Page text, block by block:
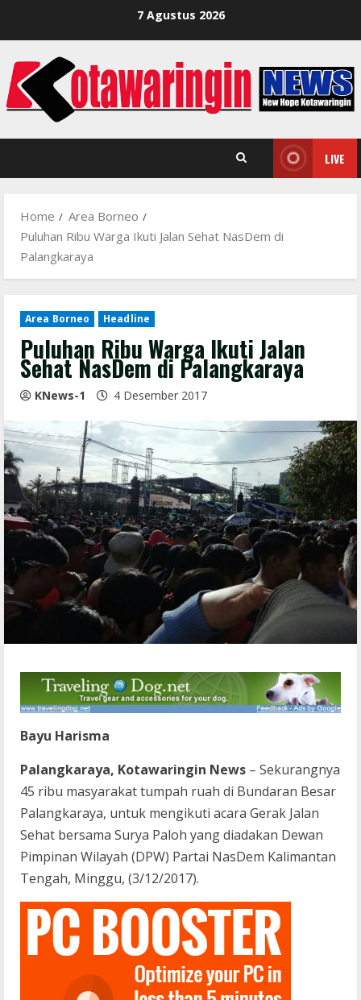
7 Agustus 2026
LIVE
Home
Area Borneo
Puluhan Ribu Warga Ikuti Jalan Sehat NasDem di
Palangkaraya
Area Borneo Headline
Puluhan Ribu Warga Ikuti Jalan
Sehat NasDem di Palangkaraya
KNews-1 4 Desember 2017
Bayu Harisma
Palangkaraya, Kotawaringin News – Sekurangnya
45 ribu masyarakat tumpah ruah di Bundaran Besar
Palangkaraya, untuk mengikuti acara Gerak Jalan
Sehat bersama Surya Paloh yang diadakan Dewan
Pimpinan Wilayah (DPW) Partai NasDem Kalimantan
Tengah, Minggu, (3/12/2017).